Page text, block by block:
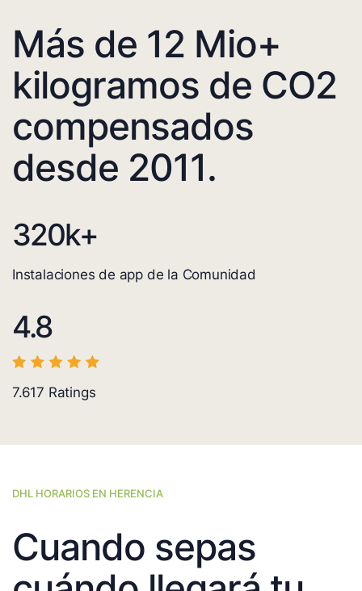
Más de 12 Mio+
kilogramos de CO2
compensados
desde 2011.
320k+
Instalaciones de app de la Comunidad
4.8
7.617 Ratings
DHL HORARIOS EN HERENCIA
Cuando sepas